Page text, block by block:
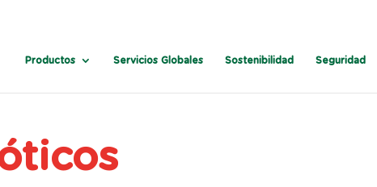
Productos Servicios Globales Sostenibilidad Seguridad